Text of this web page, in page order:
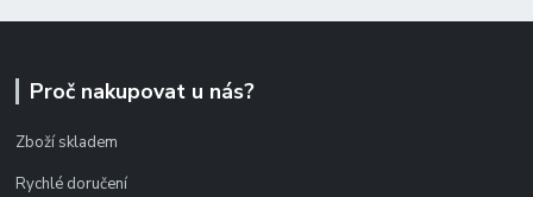
Proč nakupovat u nás?
Zboží skladem
Rychlé doručení